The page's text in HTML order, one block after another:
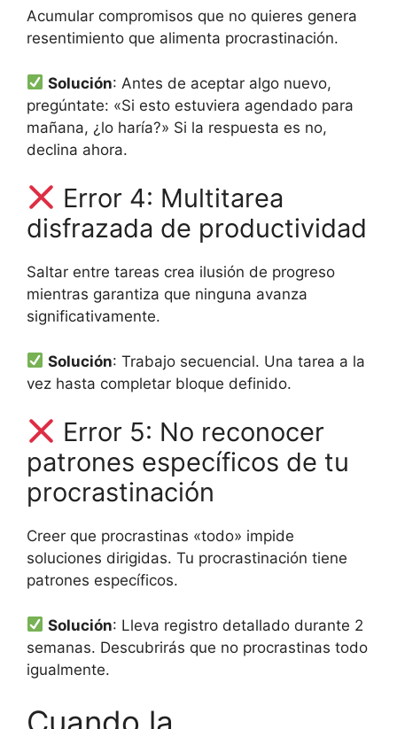
Acumular compromisos que no quieres genera
resentimiento que alimenta procrastinación.
Solución: Antes de aceptar algo nuevo,
pregúntate: «Si esto estuviera agendado para
mañana, ¿lo haría?» Si la respuesta es no,
declina ahora.
Error 4: Multitarea
disfrazada de productividad
Saltar entre tareas crea ilusión de progreso
mientras garantiza que ninguna avanza
significativamente.
Solución: Trabajo secuencial. Una tarea a la
vez hasta completar bloque definido.
Error 5: No reconocer
patrones específicos de tu
procrastinación
Creer que procrastinas «todo» impide
soluciones dirigidas. Tu procrastinación tiene
patrones específicos.
Solución: Lleva registro detallado durante 2
semanas. Descubrirás que no procrastinas todo
igualmente.